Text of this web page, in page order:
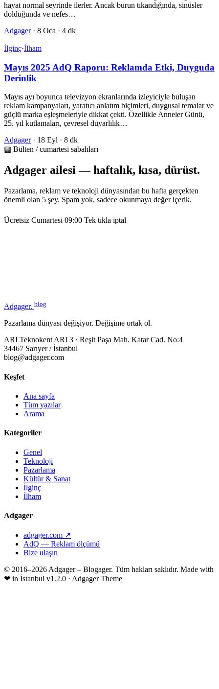
hayat normal seyrinde ilerler. Ancak burun tıkandığında, sinüsler
dolduğunda ve nefes…
Adgager · 8 Oca · 4 dk
İlginç·İlham
Mayıs 2025 AdQ Raporu: Reklamda Etki, Duyguda
Derinlik
Mayıs ayı boyunca televizyon ekranlarında izleyiciyle buluşan
reklam kampanyaları, yaratıcı anlatım biçimleri, duygusal temalar ve
güçlü marka eşleşmeleriyle dikkat çekti. Özellikle Anneler Günü,
25. yıl kutlamaları, çevresel duyarlılık…
Adgager · 18 Eyl · 8 dk
▦ Bülten / cumartesi sabahları
Adgager ailesi — haftalık, kısa, dürüst.
Pazarlama, reklam ve teknoloji dünyasından bu hafta gerçekten
önemli olan 5 şey. Spam yok, sadece okunmaya değer içerik.
Ücretsiz Cumartesi 09:00 Tek tıkla iptal
Adgager. blog
Pazarlama dünyası değişiyor. Değişime ortak ol.
ARI Teknokent ARI 3 · Reşit Paşa Mah. Katar Cad. No:4
34467 Sarıyer / İstanbul
blog@adgager.com
Keşfet
Ana sayfa
Tüm yazılar
Arama
Kategoriler
Genel
Teknoloji
Pazarlama
Kültür & Sanat
İlginç
İlham
Adgager
adgager.com ↗
AdQ — Reklam ölçümü
Bize ulaşın
© 2016–2026 Adgager – Blogager. Tüm hakları saklıdır. Made with
❤ in İstanbul v1.2.0 · Adgager Theme